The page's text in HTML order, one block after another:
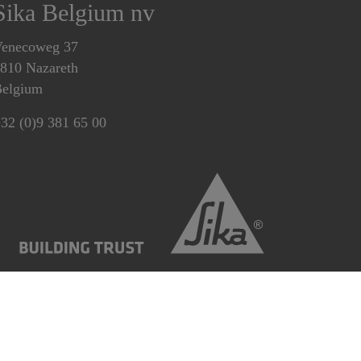
Belgium nv
37
Nazareth
(0)9 381 65 00